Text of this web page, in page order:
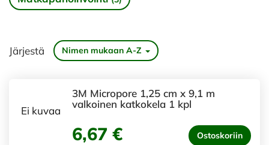
Järjestä Nimen mukaan A-Z
Ei kuvaa
3M Micropore 1,25 cm x 9,1 m
valkoinen katkokela 1 kpl
6,67 € Ostoskoriin